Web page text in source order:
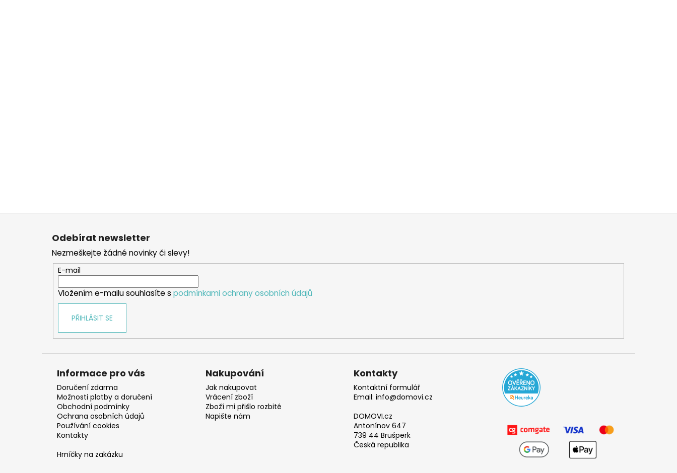
Z
Odebírat newsletter
Nezmeškejte žádné novinky či slevy!
E-mail
Vložením e-mailu souhlasíte s podmínkami ochrany osobních údajů
PŘIHLÁSIT SE
Informace pro vás
Doručení zdarma
Možnosti platby a doručení
Obchodní podmínky
Ochrana osobních údajů
Používání cookies
Kontakty
Hrníčky na zakázku
Nakupování
Jak nakupovat
Vrácení zboží
Zboží mi přišlo rozbité
Napište nám
Kontakty
Kontaktní formulář
Email: info@domovi.cz
DOMOVI.cz
Antonínov 647
739 44 Brušperk
Česká republika